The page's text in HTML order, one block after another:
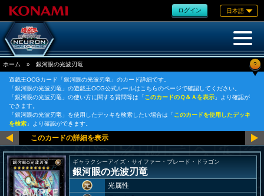
ログイン 日本語
ホーム » 銀河眼の光波刃竜 ?
遊戯王OCGカード「銀河眼の光波刃竜」のカード詳細です。
「銀河眼の光波刃竜」の遊戯王OCG公式ルールはこちらのページで確認してください。
「銀河眼の光波刃竜」の使い方に関する質問等は「このカードのＱ＆Ａを表示 」より確認が
できます。
「銀河眼の光波刃竜」を使用したデッキを検索したい場合は「このカードを使用したデッキ
を検索 」より確認ができます。
ギャラクシーアイズ・サイファー・ブレード・ドラゴン
銀河眼の光波刃竜
光属性